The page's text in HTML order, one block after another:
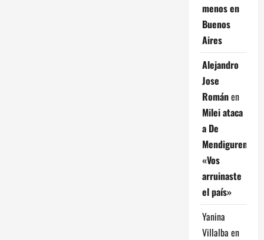
menos en
Buenos
Aires
Alejandro
Jose
Románen
Milei ataca
a De
Mendiguren:
«Vos
arruinaste
el país»
Yanina
Villalba en